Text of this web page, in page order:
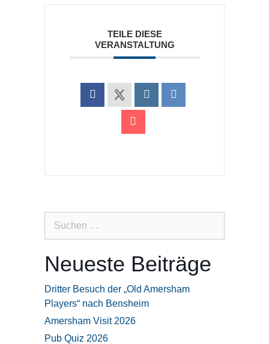
TEILE DIESE
VERANSTALTUNG
Neueste Beiträge
Dritter Besuch der „Old Amersham
Players“ nach Bensheim
Amersham Visit 2026
Pub Quiz 2026